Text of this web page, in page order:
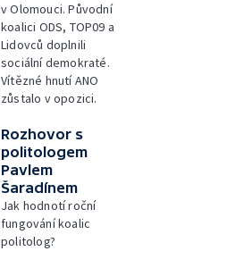
v Olomouci. Původní
koalici ODS, TOP09 a
Lidovců doplnili
sociální demokraté.
Vítězné hnutí ANO
zůstalo v opozici.
Rozhovor s
politologem
Pavlem
Šaradínem
Jak hodnotí roční
fungování koalic
politolog?